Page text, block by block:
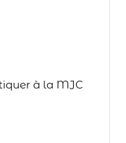
à la MJC